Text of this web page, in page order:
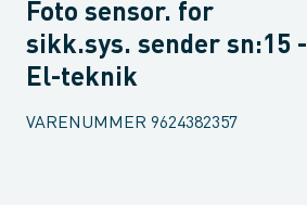
Foto sensor. for
sikk.sys. sender sn:15 -
El-teknik
VARENUMMER 9624382357